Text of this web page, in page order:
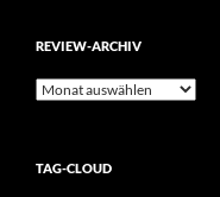
REVIEW-ARCHIV
Review-
TAG-CLOUD